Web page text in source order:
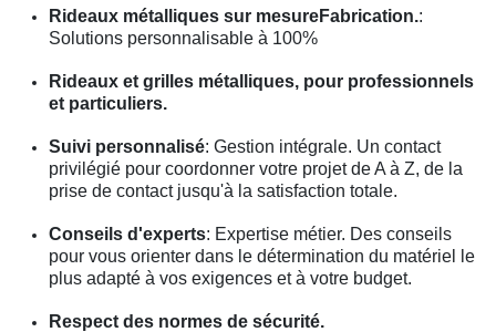
Rideaux métalliques sur mesureFabrication.:
Solutions personnalisable à 100%
Rideaux et grilles métalliques, pour professionnels
et particuliers.
Suivi personnalisé: Gestion intégrale. Un contact
privilégié pour coordonner votre projet de A à Z, de la
prise de contact jusqu'à la satisfaction totale.
Conseils d'experts: Expertise métier. Des conseils
pour vous orienter dans le détermination du matériel le
plus adapté à vos exigences et à votre budget.
Respect des normes de sécurité.